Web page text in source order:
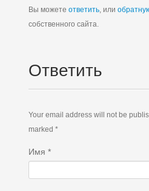
Вы можете ответить, или
собственного сайта.
Ответить
Your email address will not be
marked *
Имя *